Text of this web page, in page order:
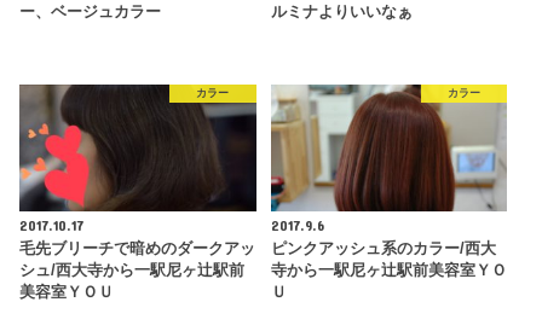
ー、ベージュカラー
ルミナよりいいなぁ
カラー
2017.10.17
毛先ブリーチで暗めのダークアッ
シュ/西大寺から一駅尼ヶ辻駅前
美容室ＹＯＵ
カラー
2017.9.6
ピンクアッシュ系のカラー/西大
寺から一駅尼ヶ辻駅前美容室ＹＯ
Ｕ